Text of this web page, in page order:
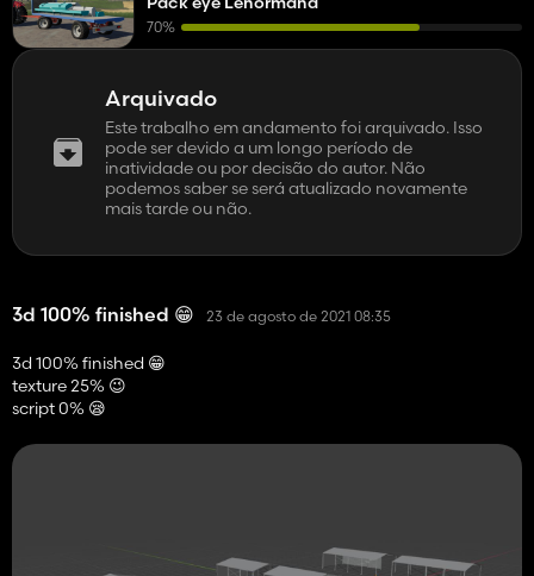
Arquivado
Este trabalho em andamento foi arquivado. Isso
pode ser devido a um longo período de
inatividade ou por decisão do autor. Não
podemos saber se será atualizado novamente
mais tarde ou não.
3d 100% finished 😁 23 de agosto de 2021 08:35
3d 100% finished 😁
texture 25% 😉
script 0% 😪
70%